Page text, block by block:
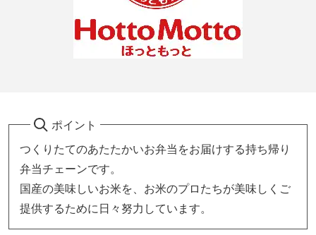
ポイント
つくりたてのあたたかいお弁当をお届けする持ち帰り
弁当チェーンです。
国産の美味しいお米を、お米のプロたちが美味しくご
提供するために日々努力しています。